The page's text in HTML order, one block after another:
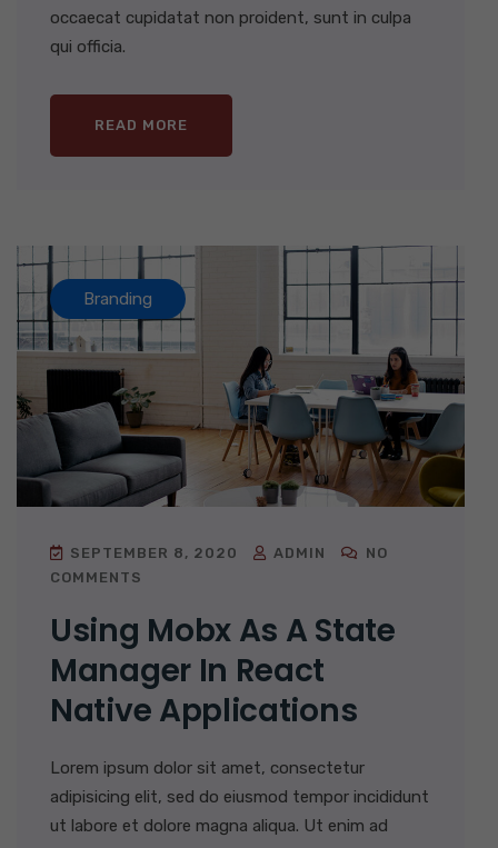
occaecat cupidatat non proident, sunt in culpa
qui officia.
READ MORE
Branding
SEPTEMBER 8, 2020 ADMIN
NO
COMMENTS
Using Mobx As A State
Manager In React
Native Applications
Lorem ipsum dolor sit amet, consectetur
adipisicing elit, sed do eiusmod tempor incididunt
ut labore et dolore magna aliqua. Ut enim ad